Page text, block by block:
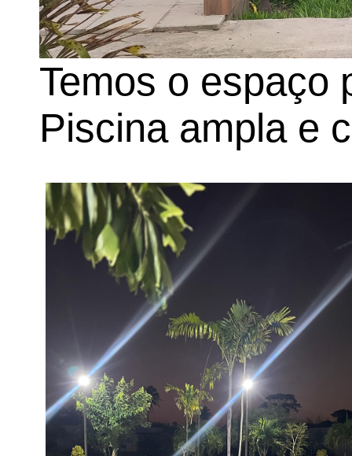
Temos o espaço
Piscina ampla e